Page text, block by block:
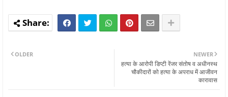
NEWER
हत्या के आरोपी डिप्टी रेंजर संतोष व अधीनस्थ
चौकीदारों को हत्या के अपराध में आजीवन
कारावास
OLDER